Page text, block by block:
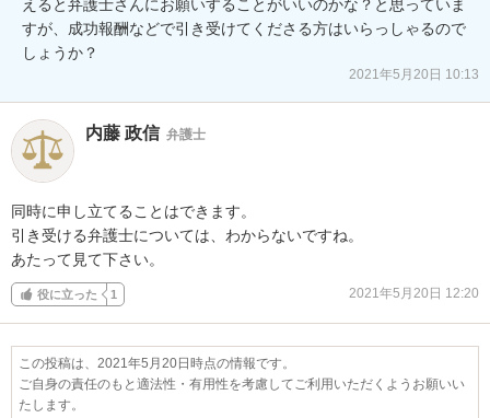
えると弁護士さんにお願いすることがいいのかな？と思っていま
すが、成功報酬などで引き受けてくださる方はいらっしゃるので
2021年5月20日 10:13
内藤 政信 弁護士
同時に申し立てることはできます。
引き受ける弁護士については、わからないですね。
あたって見て下さい。
役に立った 1 2021年5月20日 12:20
この投稿は、2021年5月20日時点の情報です。
ご自身の責任のもと適法性・有用性を考慮してご利用いただくようお願いい
たします。